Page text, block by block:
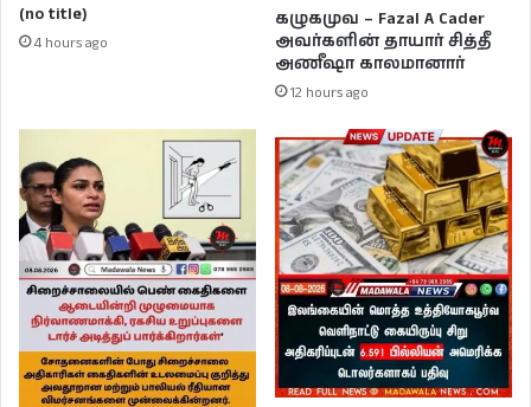
(no title)
4 hours ago
கழுகமுவ – Fazal A Cader
அவர்களின் தாயார் சித்தீ
அணீஷா காலமானார்
12 hours ago